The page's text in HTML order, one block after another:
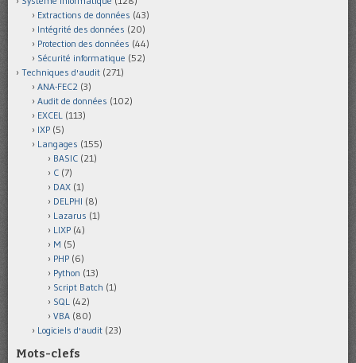
Extractions de données (43)
Intégrité des données (20)
Protection des données (44)
Sécurité informatique (52)
Techniques d'audit (271)
ANA-FEC2 (3)
Audit de données (102)
EXCEL (113)
IXP (5)
Langages (155)
BASIC (21)
C (7)
DAX (1)
DELPHI (8)
Lazarus (1)
LIXP (4)
M (5)
PHP (6)
Python (13)
Script Batch (1)
SQL (42)
VBA (80)
Logiciels d'audit (23)
Mots-clefs